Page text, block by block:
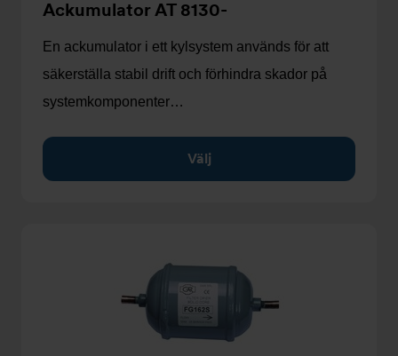
Ackumulator AT 8130-
En ackumulator i ett kylsystem används för att
säkerställa stabil drift och förhindra skador på
systemkomponenter…
Välj